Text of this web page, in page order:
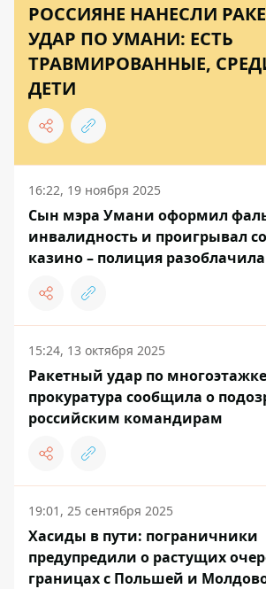
РОССИЯНЕ НАНЕСЛИ
УДАР ПО УМАНИ: ЕСТЬ
ТРАВМИРОВАННЫЕ,
ДЕТИ
16:22, 19 ноября 2025
Сын мэра Умани оформил
инвалидность и проигрывал
казино – полиция
15:24, 13 октября 2025
Ракетный удар по
прокуратура сообщила о
российским командирам
19:01, 25 сентября 2025
Хасиды в пути: пограничники
предупредили о растущих
границах с Польшей и